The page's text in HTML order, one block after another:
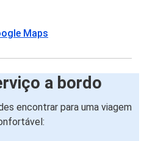
Maps
a bordo
encontrar para uma viagem